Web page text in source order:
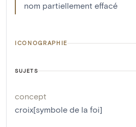
nom partiellement effacé
ICONOGRAPHIE
SUJETS
concept
croix[symbole de la foi]